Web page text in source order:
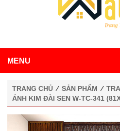
MENU
TRANG CHỦ ⁄ SẢN PHẨM ⁄
ÁNH KIM ĐÀI SEN W-TC-341